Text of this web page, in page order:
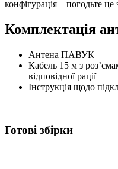
конфігурація – погодьте
Комплектація
Антена ПАВУК
Кабель 15 м з
відповідної рації
Інструкція щодо
Готові збірки